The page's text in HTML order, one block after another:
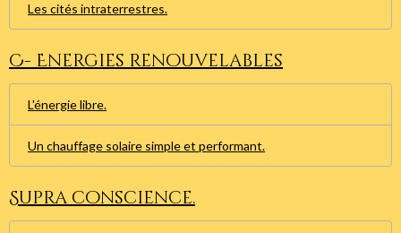
Les cités intraterrestres.
C- Energies renouvelables
L'énergie libre.
Un chauffage solaire simple et performant.
Supra conscience.